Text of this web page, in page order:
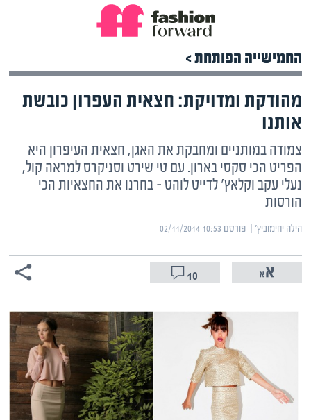
החמישייה הפותחת >
מהודקת ומדויקת: חצאית העפרון כובשת
אותנו
צמודה במותניים ומחבקת את האגן, חצאית העיפרון היא
הפריט הכי סקסי בארון. עם טי שירט וסניקרס למראה קול,
נעלי עקב וקלאץ' לדייט לוהט – בחרנו את החצאיות הכי
הורסות
הילה יחימוביץ' | ‏פורסם ‎02/11/2014 10:53
10